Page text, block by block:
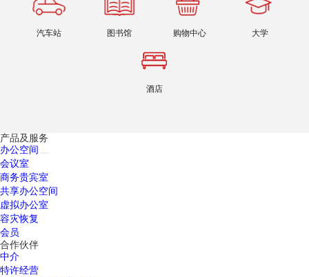
汽车站 图书馆 购物中心 大学
酒店
产品及服务
办公空间
会议室
商务贵宾室
共享办公空间
虚拟办公室
容灾恢复
会员
合作伙伴
中介
特许经营